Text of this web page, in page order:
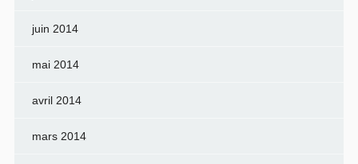
juin 2014
mai 2014
avril 2014
mars 2014